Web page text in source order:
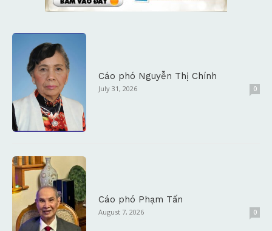
Cáo phó Nguyễn Thị Chính
July 31, 2026 0
Cáo phó Phạm Tấn
August 7, 2026 0